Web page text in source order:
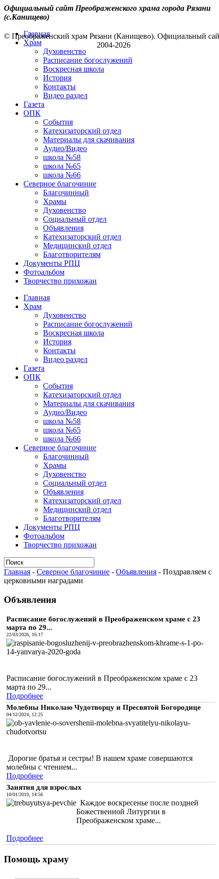
Официальный сайт Преображенского храма города Рязани
(с.Канищево)
Главная
Храм
Духовенство
Расписание богослужений
Воскресная школа
История
Контакты
Видео раздел
Газета
ОПК
События
Катехизаторский отдел
Материалы для скачивания
Аудио/Видео
школа №58
школа №65
школа №66
Северное благочиние
Благочинный
Храмы
Духовенство
Социальный отдел
Объявления
Катехизаторский отдел
Медицинский отдел
Благотворителям
Документы РПЦ
Фотоальбом
Творчество прихожан
Главная
Храм
Духовенство
Расписание богослужений
Воскресная школа
История
Контакты
Видео раздел
Газета
ОПК
События
Катехизаторский отдел
Материалы для скачивания
Аудио/Видео
школа №58
школа №65
школа №66
Северное благочиние
Благочинный
Храмы
Духовенство
Социальный отдел
Объявления
Катехизаторский отдел
Медицинский отдел
Благотворителям
Документы РПЦ
Фотоальбом
Творчество прихожан
Главная - Северное благочиние - Объявления - Поздравляем с
церковными наградами
Объявления
Расписание богослужений в Преображенском храме с 23
марта по 29...
22/03/2026, 16:17
Расписание богослужений в Преображенском храме с 23
марта по 29...
Подробнее
Молебны Николаю Чудотворцу и Пресвятой Богородице
04/12/2024, 12:25
Дорогие братья и сестры! В нашем храме совершаются
молебны с чтением...
Подробнее
Занятия для взрослых
10/01/2019, 14:56
Каждое воскресенье после поздней
Божественной Литургии в
Преображенском храме...
Подробнее
Помощь храму
© Преображенский храм Рязани (Канищево). Официальный
2004-2026